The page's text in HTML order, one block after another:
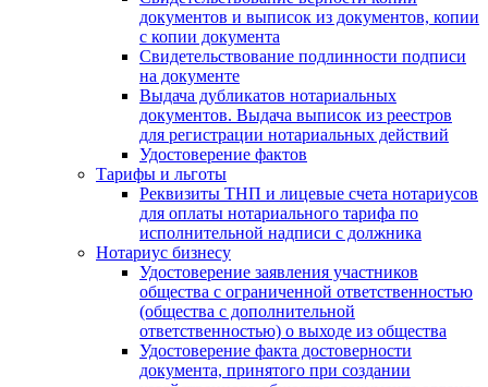
документов и выписок из документов, копии
с копии документа
Свидетельствование подлинности подписи
на документе
Выдача дубликатов нотариальных
документов. Выдача выписок из реестров
для регистрации нотариальных действий
Удостоверение фактов
Тарифы и льготы
Реквизиты ТНП и лицевые счета нотариусов
для оплаты нотариального тарифа по
исполнительной надписи с должника
Нотариус бизнесу
Удостоверение заявления участников
общества с ограниченной ответственностью
(общества с дополнительной
ответственностью) о выходе из общества
Удостоверение факта достоверности
документа, принятого при создании